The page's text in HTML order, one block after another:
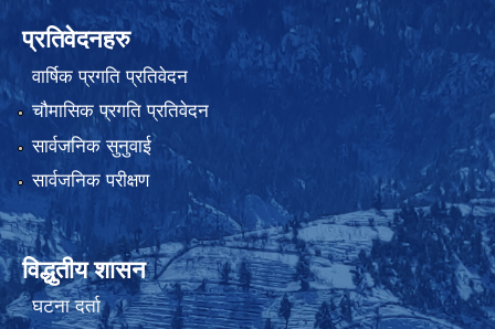
प्रतिवेदनहरु
वार्षिक प्रगति प्रतिवेदन
चौमासिक प्रगति प्रतिवेदन
सार्वजनिक सुनुवाई
सार्वजनिक परीक्षण
विद्धुतीय शासन
घटना दर्ता